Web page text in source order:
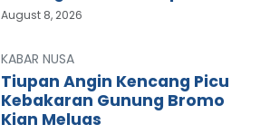
August 8, 2026
KABAR NUSA
Tiupan Angin Kencang Picu
Kebakaran Gunung Bromo
Kian Meluas